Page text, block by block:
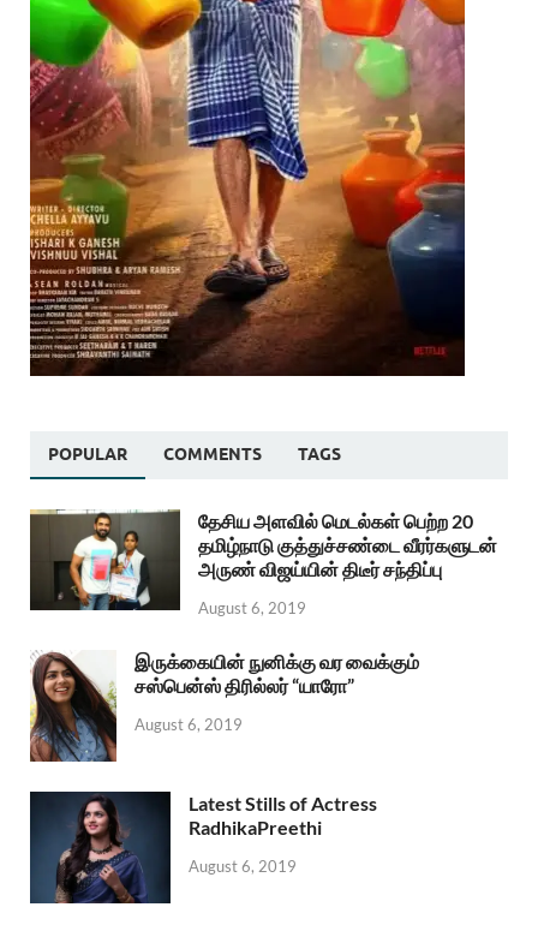
POPULAR COMMENTS TAGS
தேசிய அளவில் மெடல்கள் பெற்ற 20
தமிழ்நாடு குத்துச்சண்டை வீரர்களுடன்
அருண் விஜய்யின் திடீர் சந்திப்பு
August 6, 2019
இருக்கையின் நுனிக்கு வர வைக்கும்
சஸ்பென்ஸ் திரில்லர் “யாரோ”
August 6, 2019
Latest Stills of Actress
RadhikaPreethi
August 6, 2019